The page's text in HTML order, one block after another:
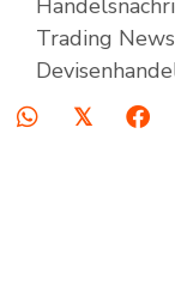
Trading
𝕏